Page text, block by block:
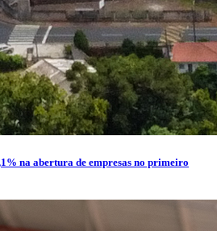
na abertura de empresas no primeiro